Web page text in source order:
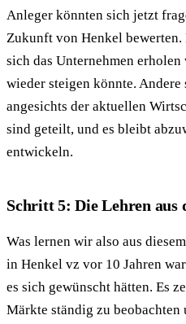
Anleger könnten sich jetzt
Zukunft von Henkel
sich das Unternehmen
wieder steigen könnte. Andere
angesichts der aktuellen
sind geteilt, und es bleibt
entwickeln.
Schritt 5: Die Lehren aus
Was lernen wir also aus
in Henkel vz vor 10 Jahren
es sich gewünscht hätten. Es
Märkte ständig zu beobachten